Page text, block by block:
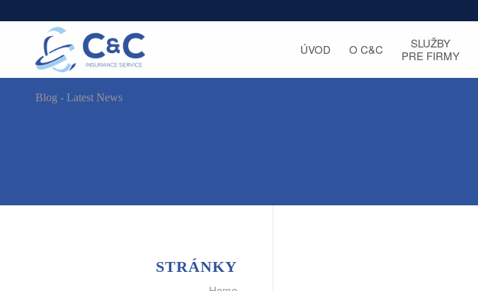
ÚVOD O C&C
SLUŽBY
PRE FIRMY
Blog - Latest News
STRÁNKY